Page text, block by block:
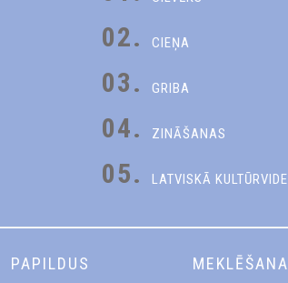
02. CIEŅA
03. GRIBA
04. ZINĀŠANAS
05. LATVISKĀ KULTŪRVIDE
PAPILDUS MEKLĒŠANA